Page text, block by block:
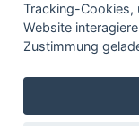
Tracking-Cookies,
Website
Zustimmung